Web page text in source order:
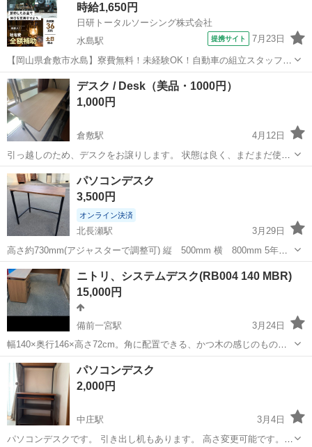
時給1,650円
日研トータルソーシング株式会社
水島駅
提携サイト 7月23日
【岡山県倉敷市水島】寮費無料！未経験OK！自動車の組立スタッフ
《お仕事No.NS0089》 お仕事について 車の組立作業です。専用レール
に乗って流れてくる車の骨組みに、車内外の各部品・ハンドル・足回
り・ドア・シートなどの各...
岡山 倉敷市 水島駅 その他
デスク / Desk（美品・1000円）
1,000円
倉敷駅
4月12日
引っ越しのため、デスクをお譲りします。 状態は良く、まだまだ使え
ます。 しっかりした作りで安定しています。 勉強や仕事用にちょうど
いいサイズです。 倉敷市で直接受け渡し可能な方お願いします。 早く
来れる方優先します。 ...
岡山 倉敷市 テーブル
パソコンデスク
3,500円
オンライン決済
北長瀬駅
3月29日
高さ約730mm(アジャスターで調整可) 縦 500mm 横 800mm 5年ほ
ど前にナフコで購入しました。 新しいデスクに買い替えたため不要に
なりました。 置き場所がないため今はデッキにブルーシートを被せて
保管してます...
岡山 岡山市 北長瀬駅 テーブル
ニトリ、システムデスク(RB004 140 MBR)
15,000円
備前一宮駅
3月24日
幅140×奥行146×高さ72cm。角に配置できる、かつ木の感じのもの
で、広々と使える物。L型です。定価が39990円です。
岡山 岡山市 備前一宮駅
パソコンデスク
2,000円
中庄駅
3月4日
パソコンデスクです。 引き出し机もあります。 高さ変更可能です。